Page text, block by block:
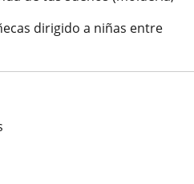
dirigido a niñas entre